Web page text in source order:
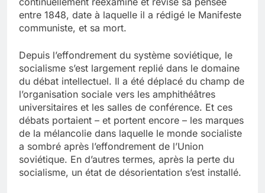
entre 1848, date à laquelle il a rédigé le Manifeste
communiste, et sa mort.
Depuis l’effondrement du système soviétique, le
socialisme s’est largement replié dans le domaine
du débat intellectuel. Il a été déplacé du champ de
l’organisation sociale vers les amphithéâtres
universitaires et les salles de conférence. Et ces
débats portaient – et portent encore – les marques
de la mélancolie dans laquelle le monde socialiste
a sombré après l’effondrement de l’Union
soviétique. En d’autres termes, après la perte du
socialisme, un état de désorientation s’est installé.